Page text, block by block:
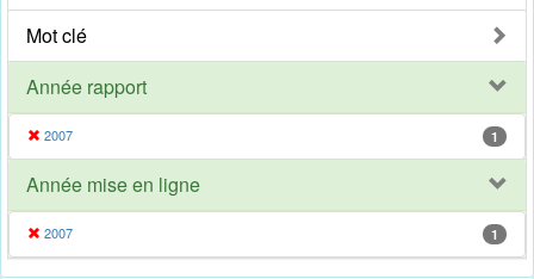
Mot clé
Année rapport
2007 1
Année mise en ligne
2007 1